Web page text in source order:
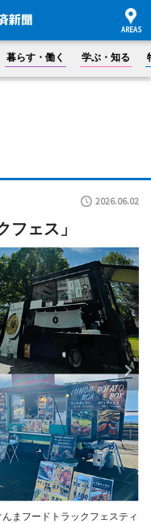
暮らす・働く 学ぶ・知る
2026.06.02
ェス」
まフードトラックフェスティ